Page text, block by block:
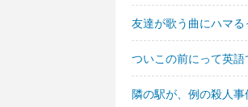
友達が歌う曲にハマ
ついこの前にって英語
隣の駅が、例の殺人